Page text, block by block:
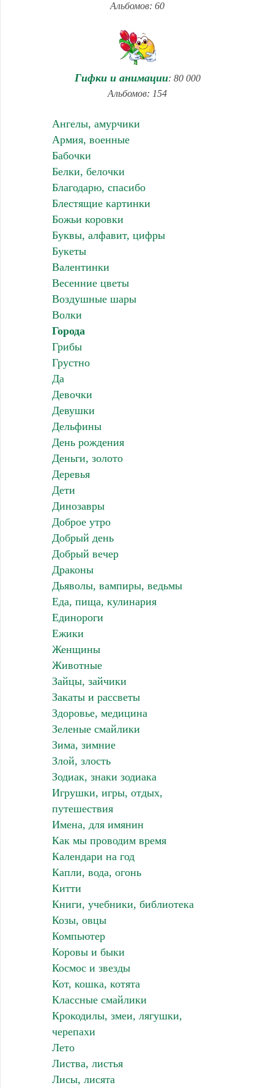
Альбомов: 60
Гифки и анимации: 80 000
Альбомов: 154
Ангелы, амурчики
Армия, военные
Бабочки
Белки, белочки
Благодарю, спасибо
Блестящие картинки
Божьи коровки
Буквы, алфавит, цифры
Букеты
Валентинки
Весенние цветы
Воздушные шары
Волки
Города
Грибы
Грустно
Да
Девочки
Девушки
Дельфины
День рождения
Деньги, золото
Деревья
Дети
Динозавры
Доброе утро
Добрый день
Добрый вечер
Драконы
Дьяволы, вампиры, ведьмы
Еда, пища, кулинария
Единороги
Ежики
Женщины
Животные
Зайцы, зайчики
Закаты и рассветы
Здоровье, медицина
Зеленые смайлики
Зима, зимние
Злой, злость
Зодиак, знаки зодиака
Игрушки, игры, отдых,
путешествия
Имена, для имянин
Как мы проводим время
Календари на год
Капли, вода, огонь
Китти
Книги, учебники, библиотека
Козы, овцы
Компьютер
Коровы и быки
Космос и звезды
Кот, кошка, котята
Классные смайлики
Крокодилы, змеи, лягушки,
черепахи
Лето
Листва, листья
Лисы, лисята